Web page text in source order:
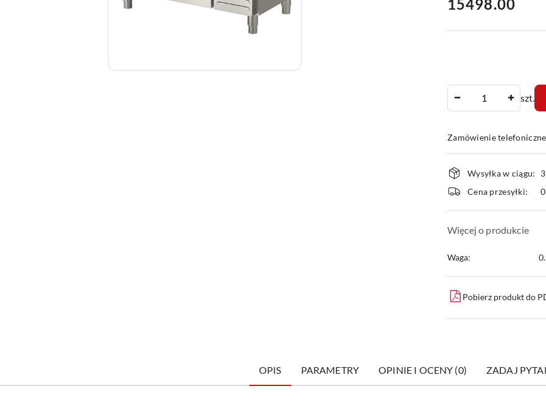
15498.00
szt.
Zamówienie
Dostępność
i
dostawa
Wysyłka w ciągu:
Cena przesyłki:
0
Więcej o produkcie
Waga:
Pobierz produkt do
OPIS PARAMETRY OPINIE I OCENY (0) ZADAJ